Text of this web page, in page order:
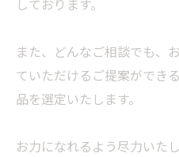
しております。
また、どんなご相談でも、
ていただけるご提案ができ
品を選定いたします。
お力になれるよう尽力いた